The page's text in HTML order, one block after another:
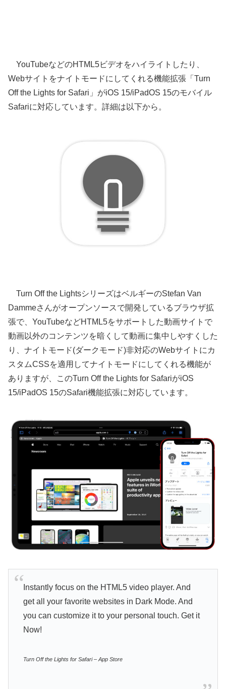
YouTubeなどのHTML5ビデオをハイライトしたり、
Webサイトをナイトモードにしてくれる機能拡張「Turn
Off the Lights for Safari」がiOS 15/iPadOS 15のモバイル
Safariに対応しています。詳細は以下から。
Turn Off the LightsシリーズはベルギーのStefan Van
Dammeさんがオープンソースで開発しているブラウザ拡
張で、YouTubeなどHTML5をサポートした動画サイトで
動画以外のコンテンツを暗くして動画に集中しやすくした
り、ナイトモード(ダークモード)非対応のWebサイトにカ
スタムCSSを適用してナイトモードにしてくれる機能が
ありますが、このTurn Off the Lights for SafariがiOS
15/iPadOS 15のSafari機能拡張に対応しています。
Instantly focus on the HTML5 video player. And
get all your favorite websites in Dark Mode. And
you can customize it to your personal touch. Get it
Now!
‎Turn Off the Lights for Safari – App Store